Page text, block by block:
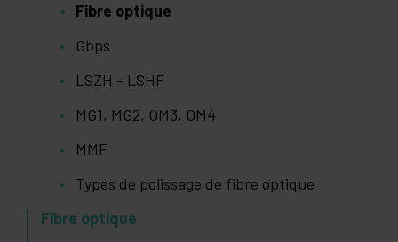
Fibre optique
Gbps
LSZH - LSHF
MG1, MG2, OM3, OM4
MMF
Types de polissage de fibre optique
Fibre optique